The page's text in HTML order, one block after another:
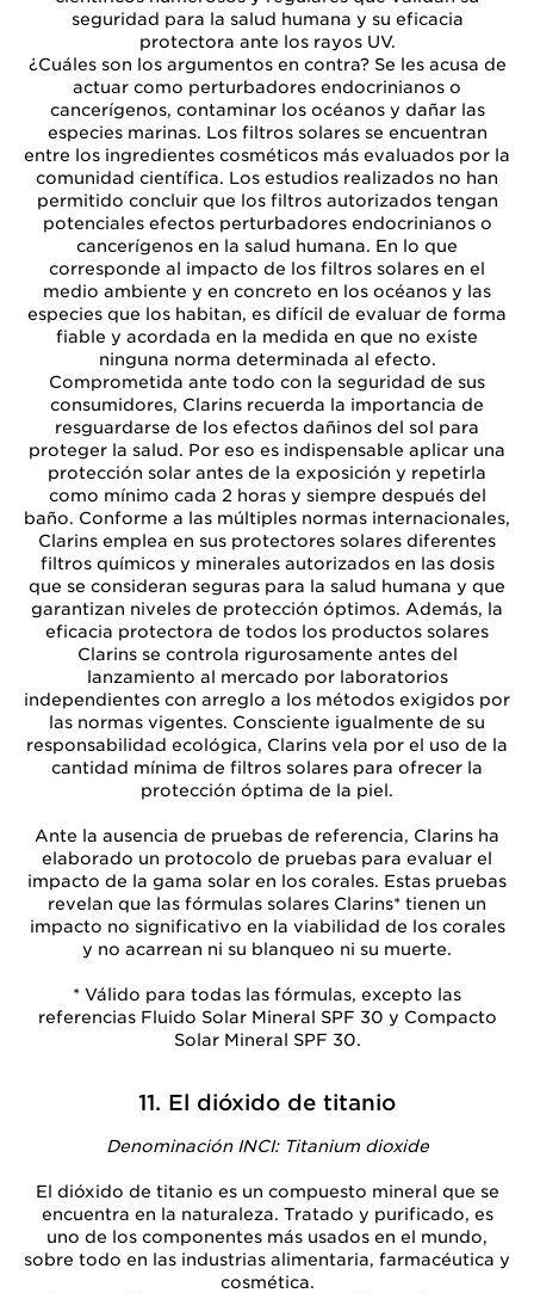
seguridad para la salud humana y su eficacia
protectora ante los rayos UV.
¿Cuáles son los argumentos en contra? Se les acusa de
actuar como perturbadores endocrinianos o
cancerígenos, contaminar los océanos y dañar las
especies marinas. Los filtros solares se encuentran
entre los ingredientes cosméticos más evaluados por la
comunidad científica. Los estudios realizados no han
permitido concluir que los filtros autorizados tengan
potenciales efectos perturbadores endocrinianos o
cancerígenos en la salud humana. En lo que
corresponde al impacto de los filtros solares en el
medio ambiente y en concreto en los océanos y las
especies que los habitan, es difícil de evaluar de forma
fiable y acordada en la medida en que no existe
ninguna norma determinada al efecto.
Comprometida ante todo con la seguridad de sus
consumidores, Clarins recuerda la importancia de
resguardarse de los efectos dañinos del sol para
proteger la salud. Por eso es indispensable aplicar una
protección solar antes de la exposición y repetirla
como mínimo cada 2 horas y siempre después del
baño. Conforme a las múltiples normas internacionales,
Clarins emplea en sus protectores solares diferentes
filtros químicos y minerales autorizados en las dosis
que se consideran seguras para la salud humana y que
garantizan niveles de protección óptimos. Además, la
eficacia protectora de todos los productos solares
Clarins se controla rigurosamente antes del
lanzamiento al mercado por laboratorios
independientes con arreglo a los métodos exigidos por
las normas vigentes. Consciente igualmente de su
responsabilidad ecológica, Clarins vela por el uso de la
cantidad mínima de filtros solares para ofrecer la
protección óptima de la piel.
Ante la ausencia de pruebas de referencia, Clarins ha
elaborado un protocolo de pruebas para evaluar el
impacto de la gama solar en los corales. Estas pruebas
revelan que las fórmulas solares Clarins* tienen un
impacto no significativo en la viabilidad de los corales
y no acarrean ni su blanqueo ni su muerte.
* Válido para todas las fórmulas, excepto las
referencias Fluido Solar Mineral SPF 30 y Compacto
Solar Mineral SPF 30.
11. El dióxido de titanio
Denominación INCI: Titanium dioxide
El dióxido de titanio es un compuesto mineral que se
encuentra en la naturaleza. Tratado y purificado, es
uno de los componentes más usados en el mundo,
sobre todo en las industrias alimentaria, farmacéutica y
cosmética.